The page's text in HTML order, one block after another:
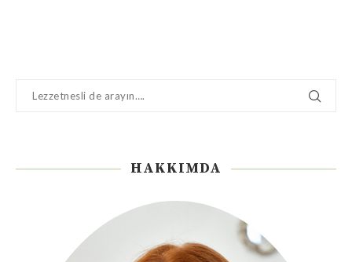
HAKKIMDA